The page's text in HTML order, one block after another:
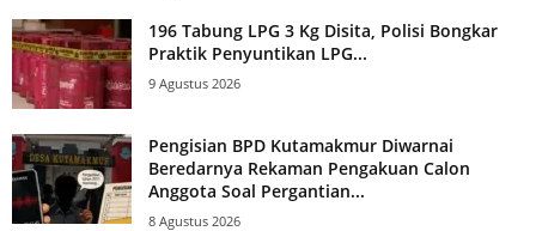
196 Tabung LPG 3 Kg Disita, Polisi Bongkar
Praktik Penyuntikan LPG...
9 Agustus 2026
Pengisian BPD Kutamakmur Diwarnai
Beredarnya Rekaman Pengakuan Calon
Anggota Soal Pergantian...
8 Agustus 2026